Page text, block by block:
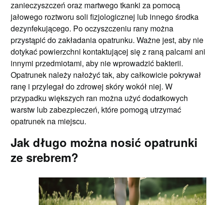
zanieczyszczeń oraz martwego tkanki za pomocą
jałowego roztworu soli fizjologicznej lub innego środka
dezynfekującego. Po oczyszczeniu rany można
przystąpić do zakładania opatrunku. Ważne jest, aby nie
dotykać powierzchni kontaktującej się z raną palcami ani
innymi przedmiotami, aby nie wprowadzić bakterii.
Opatrunek należy nałożyć tak, aby całkowicie pokrywał
ranę i przylegał do zdrowej skóry wokół niej. W
przypadku większych ran można użyć dodatkowych
warstw lub zabezpieczeń, które pomogą utrzymać
opatrunek na miejscu.
Jak długo można nosić opatrunki
ze srebrem?